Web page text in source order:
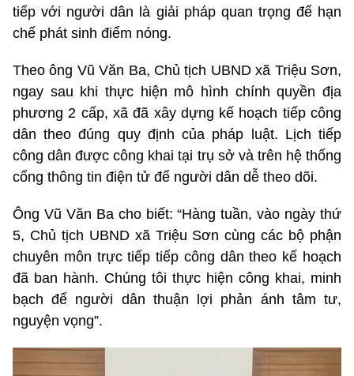
tiếp với người dân là giải pháp quan trọng để hạn
chế phát sinh điểm nóng.
Theo ông Vũ Văn Ba, Chủ tịch UBND xã Triệu Sơn,
ngay sau khi thực hiện mô hình chính quyền địa
phương 2 cấp, xã đã xây dựng kế hoạch tiếp công
dân theo đúng quy định của pháp luật. Lịch tiếp
công dân được công khai tại trụ sở và trên hệ thống
cổng thông tin điện tử để người dân dễ theo dõi.
Ông Vũ Văn Ba cho biết: “Hàng tuần, vào ngày thứ
5, Chủ tịch UBND xã Triệu Sơn cùng các bộ phận
chuyên môn trực tiếp tiếp công dân theo kế hoạch
đã ban hành. Chúng tôi thực hiện công khai, minh
bạch để người dân thuận lợi phản ánh tâm tư,
nguyện vọng”.